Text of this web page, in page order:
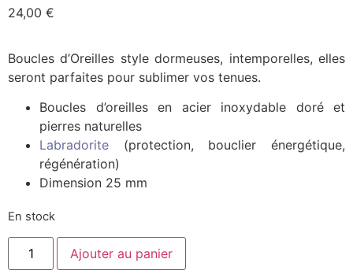
24,00 €
Boucles d’Oreilles style dormeuses, intemporelles, elles
seront parfaites pour sublimer vos tenues.
Boucles d’oreilles en acier inoxydable doré et
pierres naturelles
Labradorite
(protection, bouclier énergétique,
régénération)
Dimension 25 mm
En stock
Ajouter au panier